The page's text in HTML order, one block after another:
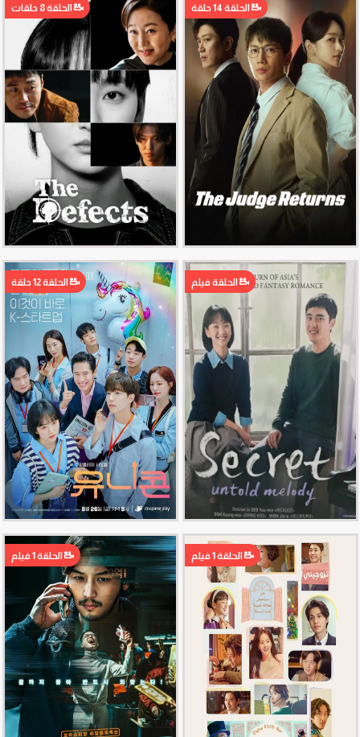
الحلقة 14 حلقة الحلقة 8 حلقات
الحلقة فيلم الحلقة 12 حلقة
الحلقة 1 فيلم الحلقة 1 فيلم